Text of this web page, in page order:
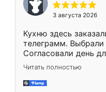
3 августа 2026
Кухню здесь
телеграмм.
Согласовали день
недели кухня была
довольны работой.
мебель за
Читать полностью